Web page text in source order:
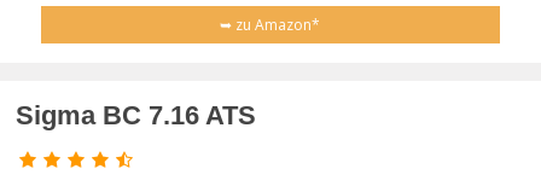
➥ zu Amazon*
Sigma BC 7.16 ATS